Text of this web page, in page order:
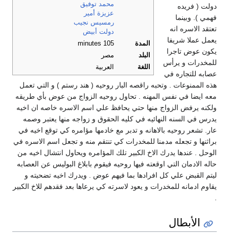
محمد توفيق
عزيزة أمير
رمسيس نجيب
دولت أبيض
المدة
105 minutes
البلد
مصر
اللغة
العربية
دولت ( فريده
فهمي ). وبينما
تعتقد الاسره انه
يعمل عملا شريفا
يكون عوض تاجرا
للمخدرات و يرأس
عصابه للتجاره في
هذه الممنوعات . وتحبه راقصه البار روحيه ( هند رستم ) و التي تعمل
معه ايضا في نفس المهنه . تحاول روحيه الزواج من عوض بأي طريقه
ولكنه يرفض الزواج منها حتي يحافظ علي اسم الاسره خاصه ان اخيه
يدرس في السنه النهائيه في كليه الحقوق و زواجه منها يعتبر وصمه
عار. تشعر روحيه بالاهانه و تدبر مع خادمها مؤامره كي توقع اخيه في
براثنها و تجعله مدمنا للمخدرات كي تنتقم منه و تجعل اسم الاسره في
الوحل . عندها يدرك الاخ الكبير تلك المؤامره ويحاول انتشال اخيه من
حاله الادمان التي اوقعته فيها روحيه فيقوم بابلاغ البوليس عن العصابه
ليتم القبض علي كل افرادها بما فيهم عوض . ويدرك اخيه تضحيته و
يقاوم ادمانه للمخدرات و يعود لاسرته كي يرعاها بعد فقدهم للاخ الكبير
.
الأبطال